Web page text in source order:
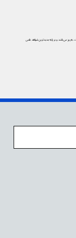
می‌باشد و بر پایه جدیدترین شواهد علمی